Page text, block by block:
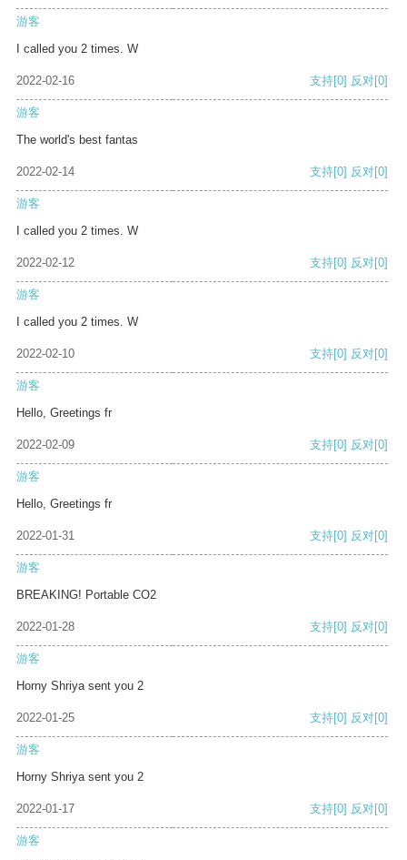
游客
I called you 2 times. W
2022-02-16 支持[0] 反对[0]
游客
The world's best fantas
2022-02-14 支持[0] 反对[0]
游客
I called you 2 times. W
2022-02-12 支持[0] 反对[0]
游客
I called you 2 times. W
2022-02-10 支持[0] 反对[0]
游客
Hello, Greetings fr
2022-02-09 支持[0] 反对[0]
游客
Hello, Greetings fr
2022-01-31 支持[0] 反对[0]
游客
BREAKING! Portable CO2
2022-01-28 支持[0] 反对[0]
游客
Horny Shriya sent you 2
2022-01-25 支持[0] 反对[0]
游客
Horny Shriya sent you 2
2022-01-17 支持[0] 反对[0]
游客